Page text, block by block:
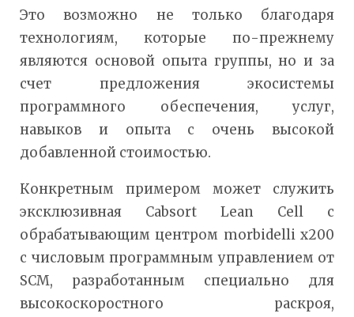
Это возможно не только благодаря
технологиям, которые по-прежнему
являются основой опыта группы, но и за
счет предложения экосистемы
программного обеспечения, услуг,
навыков и опыта с очень высокой
добавленной стоимостью.
Конкретным примером может служить
эксклюзивная Cabsort Lean Cell с
обрабатывающим центром morbidelli x200
с числовым программным управлением от
SCM, разработанным специально для
высокоскоростного раскроя,